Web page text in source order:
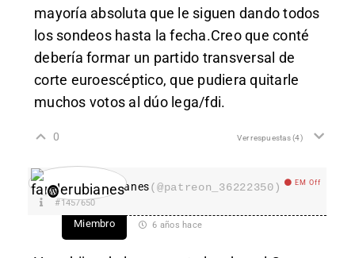
mayoría absoluta que le siguen dando todos
los sondeos hasta la fecha.Creo que conté
debería formar un partido transversal de
corte euroescéptico, que pudiera quitarle
muchos votos al dúo lega/fdi.
0 Ver respuestas(4)
fanderubianes(@patreon_36222350) EM Off
#1457650
Miembro 6 años hace